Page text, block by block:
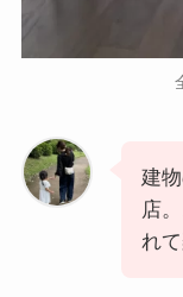
建
店
れ